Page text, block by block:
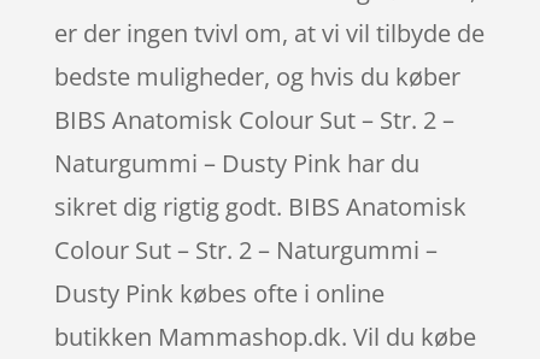
er der ingen tvivl om, at vi vil tilbyde de
bedste muligheder, og hvis du køber
BIBS Anatomisk Colour Sut – Str. 2 –
Naturgummi – Dusty Pink har du
sikret dig rigtig godt. BIBS Anatomisk
Colour Sut – Str. 2 – Naturgummi –
Dusty Pink købes ofte i online
butikken Mammashop.dk. Vil du købe